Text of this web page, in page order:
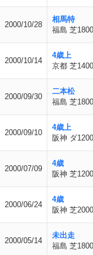
2000/10/28
相馬特
福島 芝
2000/10/14
4歳上
京都 芝
2000/09/30
二本松
福島 芝
2000/09/10
4歳上
阪神 ダ
2000/07/09
4歳
阪神 芝
2000/06/24
4歳
阪神 芝
2000/05/14
未出走
福島 芝